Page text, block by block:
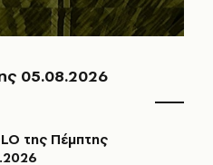
05.08.2026
της Πέμπτης